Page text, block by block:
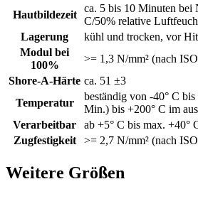
Hautbildezeit
ca. 5 bis 10 Minuten bei
C/50% relative
Lagerung
kühl und trocken, vor
Modul bei
100%
>= 1,3 N/mm² (nach
Shore-A-Härte ca. 51 ±3
Temperatur
beständig von -40° C
Min.) bis +200° C im
Verarbeitbar
ab +5° C bis max. +40°
Zugfestigkeit
>= 2,7 N/mm² (nach
Weitere Größen